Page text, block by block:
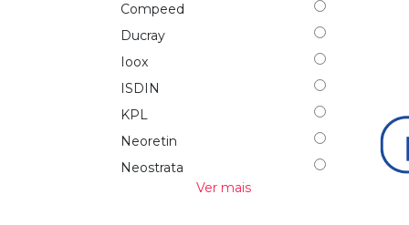
Compeed
Ducray
Ioox
ISDIN
KPL
Neoretin
Neostrata
NeutrogenaVer mais